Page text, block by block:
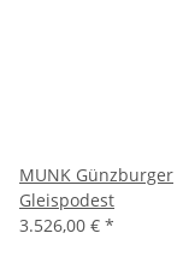
MUNK Günzburger
Gleispodest
3.526,00 € *